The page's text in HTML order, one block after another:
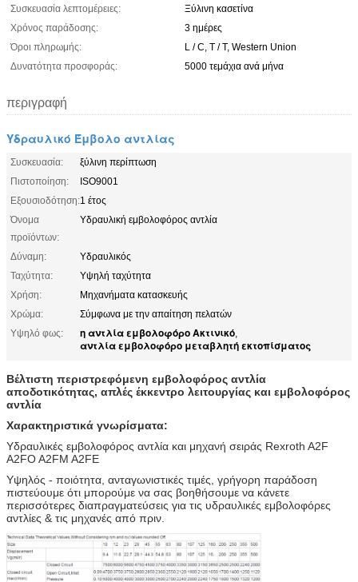
Συσκευασία λεπτομέρειες:
Ξύλινη κασετίνα
Χρόνος παράδοσης:
3 ημέρες
Όροι πληρωμής:
L / C, T / T, Western Union
Δυνατότητα προσφοράς:
5000 τεμάχια ανά μήνα
περιγραφή
Υδραυλικό Έμβολο αντλίας
Συσκευασία:
ξύλινη περίπτωση
Πιστοποίηση:
ISO9001
Εξουσιοδότηση:1 έτος
Όνομα
προϊόντων:
Υδραυλική εμβολοφόρος αντλία
Δύναμη:
Υδραυλικός
Ταχύτητα:
Υψηλή ταχύτητα
Χρήση:
Μηχανήματα κατασκευής
Χρώμα:
Σύμφωνα με την απαίτηση πελατών
Υψηλό φως:
η αντλία εμβολοφόρο Ακτινικό,
αντλία εμβολοφόρο μεταβλητή εκτοπίσματος
Βέλτιστη περιστρεφόμενη εμβολοφόρος αντλία
αποδοτικότητας, απλές έκκεντρο λειτουργίας και εμβολοφόρος
αντλία
Χαρακτηριστικά γνωρίσματα:
Υδραυλικές εμβολοφόρος αντλία και μηχανή σειράς Rexroth A2F
A2FO A2FM A2FE
Υψηλός - ποιότητα, ανταγωνιστικές τιμές, γρήγορη παράδοση
πιστεύουμε ότι μπορούμε να σας βοηθήσουμε να κάνετε
περισσότερες διαπραγματεύσεις για τις υδραυλικές εμβολοφόρες
αντλίες & τις μηχανές από πριν.